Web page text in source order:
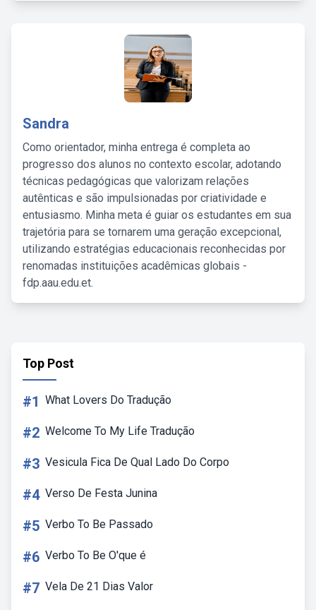
Sandra
Como orientador, minha entrega é completa ao
progresso dos alunos no contexto escolar, adotando
técnicas pedagógicas que valorizam relações
autênticas e são impulsionadas por criatividade e
entusiasmo. Minha meta é guiar os estudantes em sua
trajetória para se tornarem uma geração excepcional,
utilizando estratégias educacionais reconhecidas por
renomadas instituições acadêmicas globais -
fdp.aau.edu.et.
Top Post
#1 What Lovers Do Tradução
#2 Welcome To My Life Tradução
#3 Vesicula Fica De Qual Lado Do Corpo
#4 Verso De Festa Junina
#5 Verbo To Be Passado
#6 Verbo To Be O'que é
#7 Vela De 21 Dias Valor